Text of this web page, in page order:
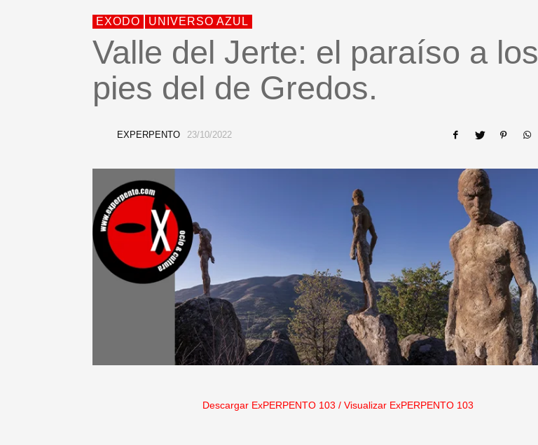
EXODO UNIVERSO AZUL
Valle del Jerte: el paraíso a los
pies del de Gredos.
EXPERPENTO 23/10/2022
Descargar ExPERPENTO 103 / Visualizar ExPERPENTO 103